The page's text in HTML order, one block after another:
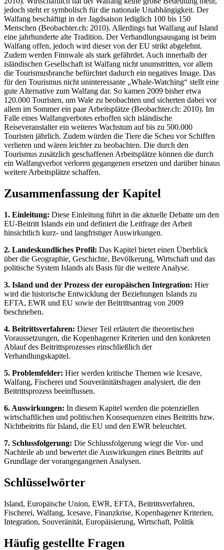
jedoch steht er symbolisch für die nationale Unabhängigkeit. Der
Walfang beschäftigt in der Jagdsaison lediglich 100 bis 150
Menschen (Beobachter.ch: 2010). Allerdings hat Walfang auf Island
eine jahrhunderte alte Tradition. Der Verhandlungsausgang ist beim
Walfang offen, jedoch wird dieser von der EU strikt abgelehnt.
Zudem werden Finnwale als stark gefährdet. Auch innerhalb der
isländischen Gesellschaft ist Walfang nicht unumstritten, vor allem
die Tourismusbranche befürchtet dadurch ein negatives Image. Das
für den Tourismus nicht uninteressante „Whale-Watching“ stellt eine
gute Alternative zum Walfang dar. So kamen 2009 bisher etwa
120.000 Touristen, um Wale zu beobachten und sicherten dabei vor
allem im Sommer ein paar Arbeitsplätze (Beobachter.ch: 2010). Im
Falle eines Walfangverbotes erhoffen sich isländische
Reiseveranstalter ein weiteres Wachstum auf bis zu 500.000
Touristen jährlich. Zudem würden die Tiere die Scheu vor Schiffen
verlieren und wären leichter zu beobachten. Die durch den
Tourismus zusätzlich geschaffenen Arbeitsplätze können die durch
ein Walfangverbot verloren gegangenen ersetzen und darüber hinaus
weitere Arbeitsplätze schaffen.
Zusammenfassung der Kapitel
1. Einleitung: Diese Einleitung führt in die aktuelle Debatte um den
EU-Beitritt Islands ein und definiert die Leitfrage der Arbeit
hinsichtlich kurz- und langfristiger Auswirkungen.
2. Landeskundliches Profil: Das Kapitel bietet einen Überblick
über die Geographie, Geschichte, Bevölkerung, Wirtschaft und das
politische System Islands als Basis für die weitere Analyse.
3. Island und der Prozess der europäischen Integration: Hier
wird die historische Entwicklung der Beziehungen Islands zu
EFTA, EWR und EU sowie der Beitrittsantrag von 2009
beschrieben.
4. Beitrittsverfahren: Dieser Teil erläutert die theoretischen
Voraussetzungen, die Kopenhagener Kriterien und den konkreten
Ablauf des Beitrittsprozesses einschließlich der
Verhandlungskapitel.
5. Problemfelder: Hier werden kritische Themen wie Icesave,
Walfang, Fischerei und Souveränitätsfragen analysiert, die den
Beitrittsprozess beeinflussen.
6. Auswirkungen: In diesem Kapitel werden die potenziellen
wirtschaftlichen und politischen Konsequenzen eines Beitritts bzw.
Nichtbeitritts für Island, die EU und den EWR beleuchtet.
7. Schlussfolgerung: Die Schlussfolgerung wiegt die Vor- und
Nachteile ab und bewertet die Auswirkungen eines Beitritts auf
Grundlage der vorangegangenen Analysen.
Schlüsselwörter
Island, Europäische Union, EWR, EFTA, Beitrittsverfahren,
Fischerei, Walfang, Icesave, Finanzkrise, Kopenhagener Kriterien,
Integration, Souveränität, Europäisierung, Wirtschaft, Politik
Häufig gestellte Fragen